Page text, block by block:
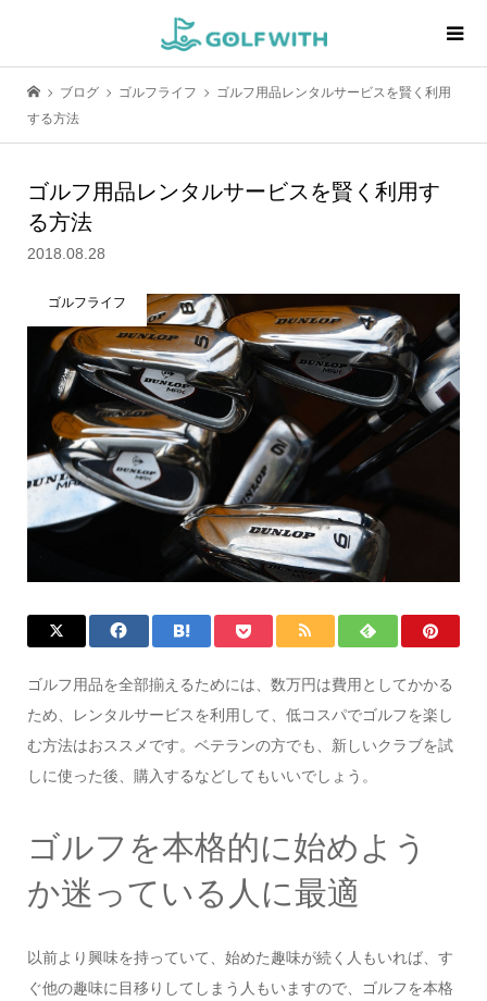
ブログ ゴルフライフ
ゴルフ用品レンタルサービスを賢く利用
する方法
ゴルフ用品レンタルサービスを賢く利用す
る方法
2018.08.28
ゴルフライフ
ゴルフ用品を全部揃えるためには、数万円は費用としてかかる
ため、レンタルサービスを利用して、低コスパでゴルフを楽し
む方法はおススメです。ベテランの方でも、新しいクラブを試
しに使った後、購入するなどしてもいいでしょう。
ゴルフを本格的に始めよう
か迷っている人に最適
以前より興味を持っていて、始めた趣味が続く人もいれば、す
ぐ他の趣味に目移りしてしまう人もいますので、ゴルフを本格